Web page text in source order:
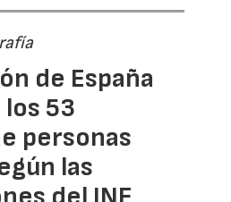
de España
53
personas
las